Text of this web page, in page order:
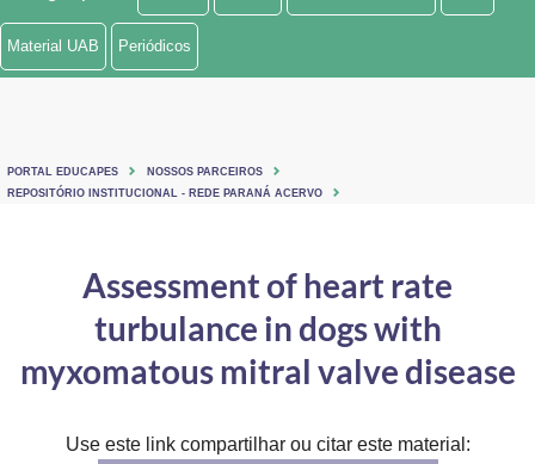
Ministério de Minas e Energia
Ministério do Turismo
Controladoria-Geral da União
Ministério da Mulher, da Família e dos Direitos Humanos
Secretaria de Governo
Material UAB Periódicos
PORTAL EDUCAPES
NOSSOS PARCEIROS
REPOSITÓRIO INSTITUCIONAL - REDE PARANÁ ACERVO
Assessment of heart rate
turbulance in dogs with
myxomatous mitral valve disease
Use este link compartilhar ou citar este material: